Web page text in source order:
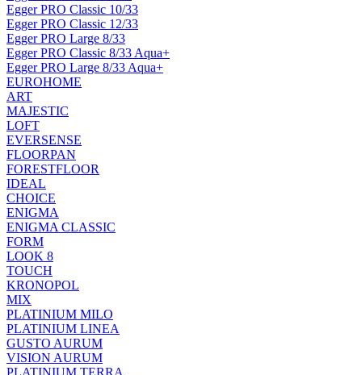
Egger PRO Classic 10/33
Egger PRO Classic 12/33
Egger PRO Large 8/33
Egger PRO Classic 8/33 Aqua+
Egger PRO Large 8/33 Aqua+
EUROHOME
ART
MAJESTIC
LOFT
EVERSENSE
FLOORPAN
FORESTFLOOR
IDEAL
CHOICE
ENIGMA
ENIGMA CLASSIC
FORM
LOOK 8
TOUCH
KRONOPOL
MIX
PLATINIUM MILO
PLATINIUM LINEA
GUSTO AURUM
VISION AURUM
PLATINIUM TERRA